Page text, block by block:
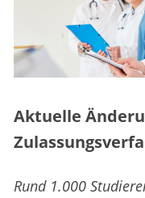
Aktuelle
Rund 1.000